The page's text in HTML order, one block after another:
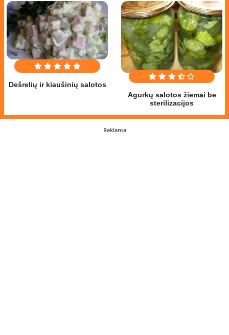
Dešrelių ir kiaušinių salotos
Agurkų salotos žiemai be
sterilizacijos
Reklama